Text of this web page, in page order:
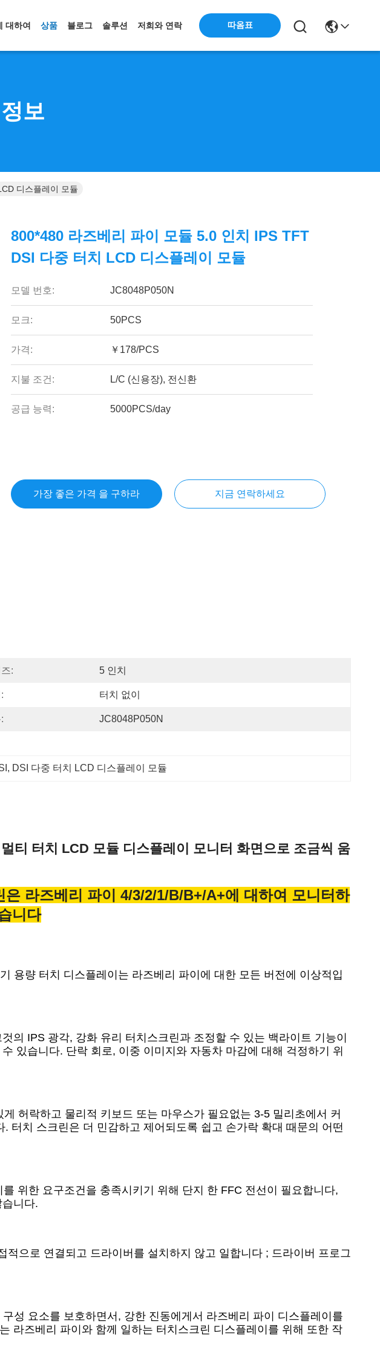
대하여 상품 블로그 솔루션 저희와 연락 따옴표
보
디스플레이 모듈
800*480 라즈베리 파이 모듈 5.0 인치 IPS TFT
DSI 다중 터치 LCD 디스플레이 모듈
모델 번호: JC8048P050N
모크: 50PCS
가격: ￥178/PCS
지불 조건: L/C (신용장), 전신환
공급 능력: 5000PCS/day
가장 좋은 가격 을 구하라 지금 연락하세요
: 5 인치
터치 없이
JC8048P050N
, DSI 다중 터치 LCD 디스플레이 모듈
티 터치 LCD 모듈 디스플레이 모니터 화면으로 조금씩 움
라즈베리 파이 4/3/2/1/B/B+/A+에 대하여 모니터하
니다
용량 터치 디스플레이는 라즈베리 파이에 대한 모든 버전에 이상적입
의 IPS 광각, 강화 유리 터치스크린과 조정할 수 있는 백라이트 기능이
있습니다. 단락 회로, 이중 이미지와 자동차 마감에 대해 걱정하기 위
허락하고 물리적 키보드 또는 마우스가 필요없는 3-5 밀리초에서 커
터치 스크린은 더 민감하고 제어되도록 쉽고 손가락 확대 때문의 어떤
위한 요구조건을 충족시키기 위해 단지 한 FFC 전선이 필요합니다,
니다.
으로 연결되고 드라이버를 설치하지 않고 일합니다 ; 드라이버 프로그
성 요소를 보호하면서, 강한 진동에게서 라즈베리 파이 디스플레이를
라즈베리 파이와 함께 일하는 터치스크린 디스플레이를 위해 또한 작